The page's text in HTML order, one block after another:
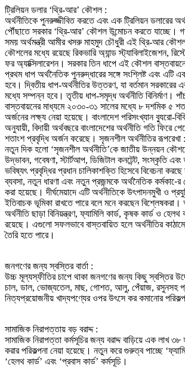
ট্রিলিয়ন ডলার ‘থ্রি-আর’ কৌশল :
অর্থনীতিকে পুনরুজ্জীবিত করতে এবং এক ট্রিলিয়ন ডলারের
পৌঁছাতে সরকার ‘থ্রি-আর’ কৌশল উন্মোচন করতে যাচ্ছে।
সময় অর্থমন্ত্রী আমীর খসরু মাহমুদ চৌধুরী এই থ্রি-আর
কৌশলের মধ্যে রয়েছে রিকভারি অ্যান্ড স্ট্যাবিলাইজেশন,
ফর অ্যাক্সিলারেশন। সরকার তিন ধাপে এই কৌশল
প্রথম ধাপ অর্থনৈতিক পুনরুদ্ধারের সঙ্গে সংশ্লিষ্ট এবং এটি
হবে। দ্বিতীয় ধাপ-অর্থনীতির উত্তরণ, যা বর্তমান সরকারের
মধ্যে সম্পন্ন হবে। তৃতীয় ধাপ-সমৃদ্ধ অর্থনীতি বিনির্মাণ।
বাস্তবায়নের মাধ্যমে ২০৩০-৩১ সালের মধ্যে ৮ দশমিক ৫
অর্জনের লক্ষ্য নেয়া হয়েছে। বাংলাদেশ পরিসংখ্যান ব্যুরো-
অনুযায়ী, বিদায়ী অর্থবছরে বাংলাদেশের অর্থনীতি গতি ফিরে
শতাংশ প্রবৃদ্ধি অর্জন করেছে। সৃজনশীল অর্থনীতির রূপরেখা
নতুন দিক হলো ‘সৃজনশীল অর্থনীতি’কে জাতীয় উন্নয়ন
উদ্ভাবন, গবেষণা, স্টার্টআপ, ডিজিটাল কনটেন্ট, সংস্কৃতি এবং
ভবিষ্যৎ প্রবৃদ্ধির প্রধান চালিকাশক্তি হিসেবে বিবেচনা
ব্যবসা, নতুন ধারণা এবং নতুন প্রজন্মকে অর্থনৈতিক কর্মকা-ের
করা হয়েছে। দীর্ঘমেয়াদে এটি অর্থনীতিকে উৎপাদনমুখী ও
ইতিবাচক ভূমিকা রাখতে পারে বলে মনে করছেন
অর্থনীতি ছাড়া বিনিয়ন্ত্রণ, ফ্যামিলি কার্ড, কৃষক কার্ড ও
রয়েছে। এগুলো সফলভাবে বাস্তবায়িত হলে অর্থনীতির
তৈরি হতে পারে।
জনগণের জন্য স্বস্তির বার্তা :
উচ্চ মূল্যস্ফীতির চাপে থাকা জনগণের জন্য কিছু স্বস্তির
চাল, ডাল, ভোজ্যতেল, মাছ, গোশত, আলু, পেঁয়াজ, রসুনসহ
নিত্যপ্রয়োজনীয় খাদ্যপণ্যের ওপর উৎসে কর কমানোর
সামাজিক নিরাপত্তায় বড় বরাদ্দ :
সামাজিক নিরাপত্তা কর্মসূচির জন্য বরাদ্দ বাড়িয়ে এক লাখ
করার পরিকল্পনা নেয়া হয়েছে। নতুন করে গুরুত্ব পাচ্ছে
‘হেলথ কার্ড’ এবং ‘প্রবাস কার্ড’ কর্মসূচি।